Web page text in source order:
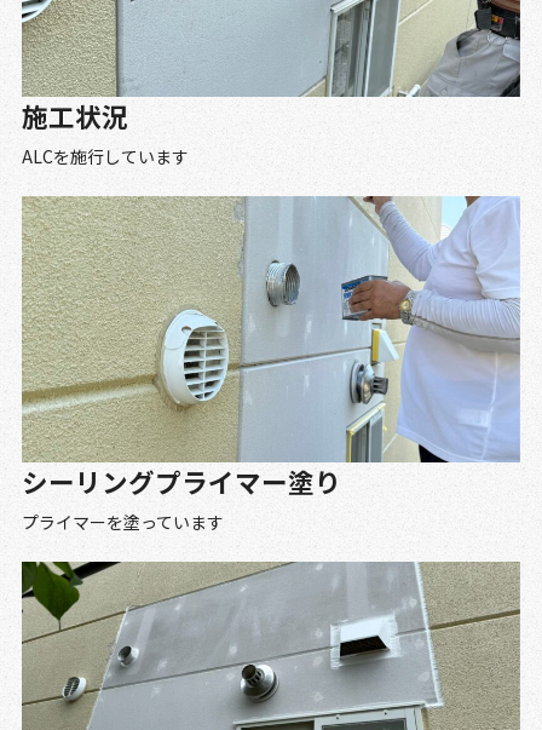
施工状況
ALCを施行しています
シーリングプライマー塗り
プライマーを塗っています